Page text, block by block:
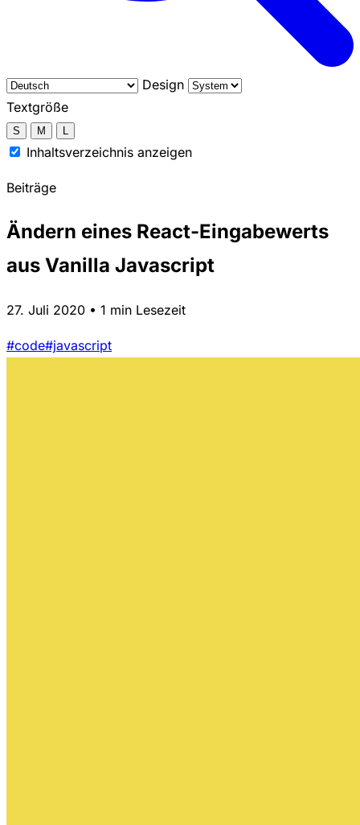
Design
Textgröße
S M L
Inhaltsverzeichnis anzeigen
Beiträge
Ändern eines React-Eingabewerts
aus Vanilla Javascript
27. Juli 2020 • 1 min Lesezeit
#code#javascript